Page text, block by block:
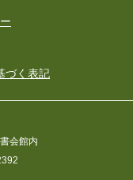
づく表記
会館内